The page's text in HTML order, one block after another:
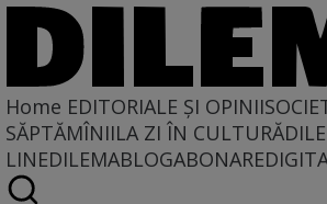
Home EDITORIALE ȘI OPINII
SĂPTĂMÎNIILA ZI ÎN CULTURĂ
LINEDILEMABLOGABONARE